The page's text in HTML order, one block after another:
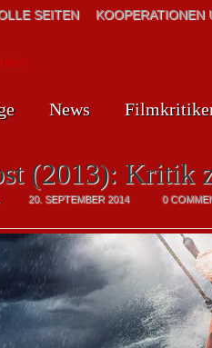
SEITEN KOOPERATIONEN
News
(2013): Kritik
20. SEPTEMBER 2014 0